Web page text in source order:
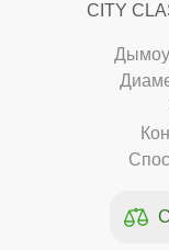
CITY